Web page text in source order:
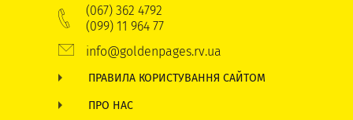
(067) 362 4792
(099) 11 964 77
info@goldenpages.rv.ua
ПРАВИЛА КОРИСТУВАННЯ САЙТОМ
ПРО НАС